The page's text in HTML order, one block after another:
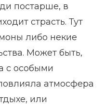
постарше, в
страсть. Тут
либо некие
Может быть,
с особыми
атмосфера
или